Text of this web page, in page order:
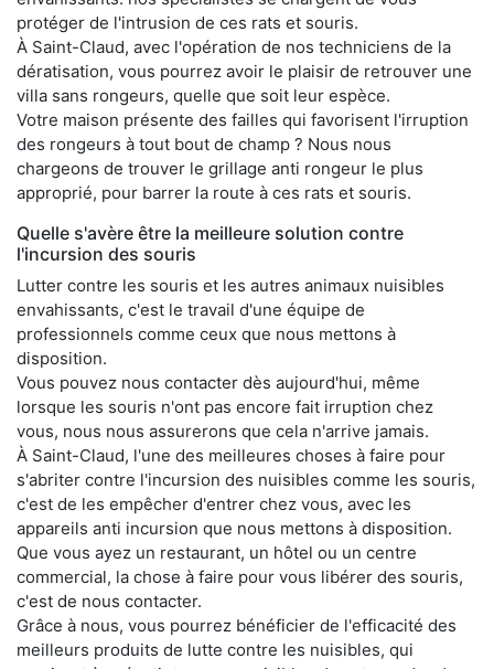
protéger de l'intrusion de ces rats et souris.
À Saint-Claud, avec l'opération de nos techniciens de la
dératisation, vous pourrez avoir le plaisir de retrouver une
villa sans rongeurs, quelle que soit leur espèce.
Votre maison présente des failles qui favorisent l'irruption
des rongeurs à tout bout de champ ? Nous nous
chargeons de trouver le grillage anti rongeur le plus
approprié, pour barrer la route à ces rats et souris.
Quelle s'avère être la meilleure solution contre
l'incursion des souris
Lutter contre les souris et les autres animaux nuisibles
envahissants, c'est le travail d'une équipe de
professionnels comme ceux que nous mettons à
disposition.
Vous pouvez nous contacter dès aujourd'hui, même
lorsque les souris n'ont pas encore fait irruption chez
vous, nous nous assurerons que cela n'arrive jamais.
À Saint-Claud, l'une des meilleures choses à faire pour
s'abriter contre l'incursion des nuisibles comme les souris,
c'est de les empêcher d'entrer chez vous, avec les
appareils anti incursion que nous mettons à disposition.
Que vous ayez un restaurant, un hôtel ou un centre
commercial, la chose à faire pour vous libérer des souris,
c'est de nous contacter.
Grâce à nous, vous pourrez bénéficier de l'efficacité des
meilleurs produits de lutte contre les nuisibles, qui